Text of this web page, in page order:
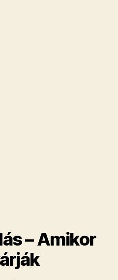
– Amikor